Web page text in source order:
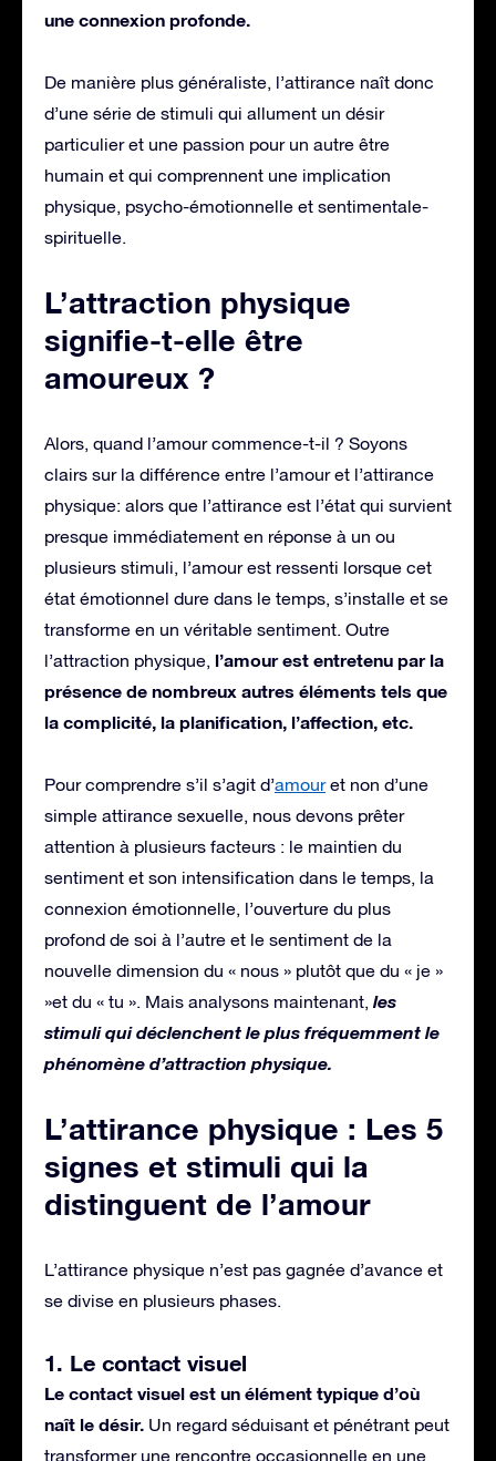
une connexion profonde.
De manière plus généraliste, l’attirance naît donc
d’une série de stimuli qui allument un désir
particulier et une passion pour un autre être
humain et qui comprennent une implication
physique, psycho-émotionnelle et sentimentale-
spirituelle.
L’attraction physique
signifie-t-elle être
amoureux ?
Alors, quand l’amour commence-t-il ? Soyons
clairs sur la différence entre l’amour et l’attirance
physique: alors que l’attirance est l’état qui survient
presque immédiatement en réponse à un ou
plusieurs stimuli, l’amour est ressenti lorsque cet
état émotionnel dure dans le temps, s’installe et se
transforme en un véritable sentiment. Outre
l’attraction physique, l’amour est entretenu par la
présence de nombreux autres éléments tels que
la complicité, la planification, l’affection, etc.
Pour comprendre s’il s’agit d’amouret non d’une
simple attirance sexuelle, nous devons prêter
attention à plusieurs facteurs : le maintien du
sentiment et son intensification dans le temps, la
connexion émotionnelle, l’ouverture du plus
profond de soi à l’autre et le sentiment de la
nouvelle dimension du « nous » plutôt que du « je »
»et du « tu ». Mais analysons maintenant, les
stimuli qui déclenchent le plus fréquemment le
phénomène d’attraction physique.
L’attirance physique : Les 5
signes et stimuli qui la
distinguent de l’amour
L’attirance physique n’est pas gagnée d’avance et
se divise en plusieurs phases.
1. Le contact visuel
Le contact visuel est un élément typique d’où
naît le désir. Un regard séduisant et pénétrant peut
transformer une rencontre occasionnelle en une